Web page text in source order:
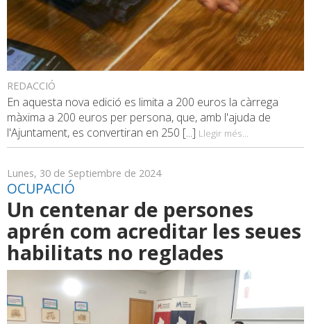
REDACCIÓ
En aquesta nova edició es limita a 200 euros la càrrega
màxima a 200 euros per persona, que, amb l'ajuda de
l'Ajuntament, es convertiran en 250 [...] Llegir més...
Lunes, 30 de Septiembre de 2024
OCUPACIÓ
Un centenar de persones
aprén com acreditar les seues
habilitats no reglades